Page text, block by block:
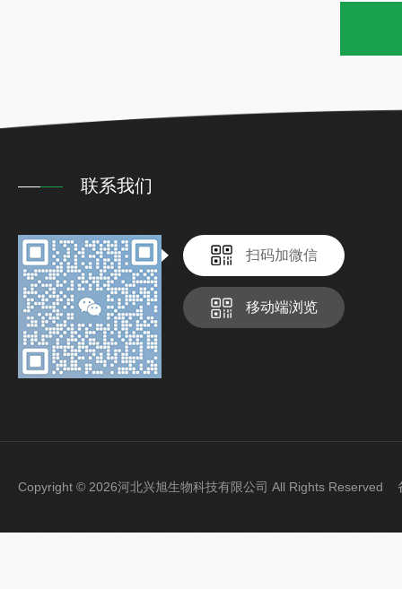
联系我们
扫码加微信
移动端浏览
Copyright © 2026河北兴旭生物科技有限公司 All Rights Reserved